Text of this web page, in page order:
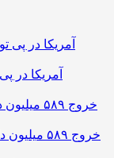
خروج ۵۸۹